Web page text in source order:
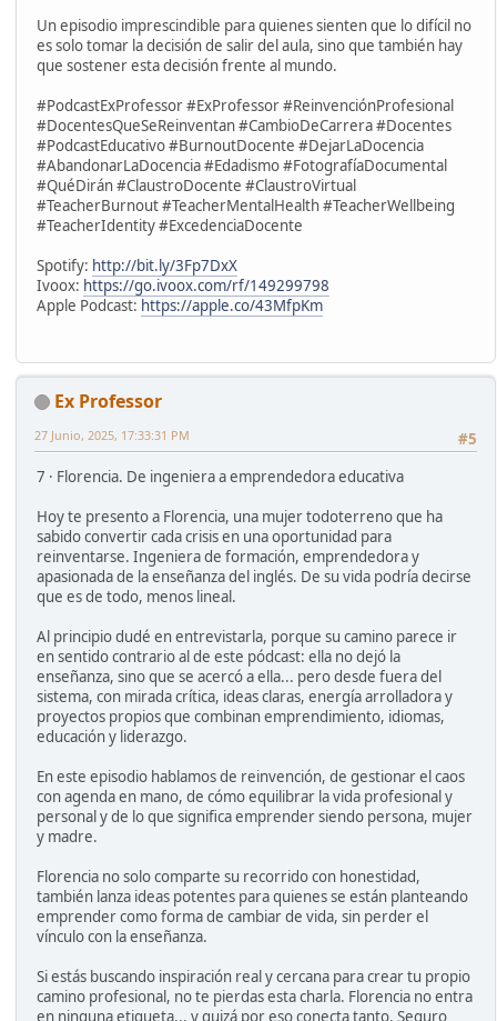
Un episodio imprescindible para quienes sienten que lo difícil no
es solo tomar la decisión de salir del aula, sino que también hay
que sostener esta decisión frente al mundo.
#PodcastExProfessor #ExProfessor #ReinvenciónProfesional
#DocentesQueSeReinventan #CambioDeCarrera #Docentes
#PodcastEducativo #BurnoutDocente #DejarLaDocencia
#AbandonarLaDocencia #Edadismo #FotografíaDocumental
#QuéDirán #ClaustroDocente #ClaustroVirtual
#TeacherBurnout #TeacherMentalHealth #TeacherWellbeing
#TeacherIdentity #ExcedenciaDocente
Spotify: http://bit.ly/3Fp7DxX
Ivoox: https://go.ivoox.com/rf/149299798
Apple Podcast: https://apple.co/43MfpKm
Ex Professor
#5
27 Junio, 2025, 17:33:31 PM
7 · Florencia. De ingeniera a emprendedora educativa
Hoy te presento a Florencia, una mujer todoterreno que ha
sabido convertir cada crisis en una oportunidad para
reinventarse. Ingeniera de formación, emprendedora y
apasionada de la enseñanza del inglés. De su vida podría decirse
que es de todo, menos lineal.
Al principio dudé en entrevistarla, porque su camino parece ir
en sentido contrario al de este pódcast: ella no dejó la
enseñanza, sino que se acercó a ella... pero desde fuera del
sistema, con mirada crítica, ideas claras, energía arrolladora y
proyectos propios que combinan emprendimiento, idiomas,
educación y liderazgo.
En este episodio hablamos de reinvención, de gestionar el caos
con agenda en mano, de cómo equilibrar la vida profesional y
personal y de lo que significa emprender siendo persona, mujer
y madre.
Florencia no solo comparte su recorrido con honestidad,
también lanza ideas potentes para quienes se están planteando
emprender como forma de cambiar de vida, sin perder el
vínculo con la enseñanza.
Si estás buscando inspiración real y cercana para crear tu propio
camino profesional, no te pierdas esta charla. Florencia no entra
en ninguna etiqueta... y quizá por eso conecta tanto. Seguro